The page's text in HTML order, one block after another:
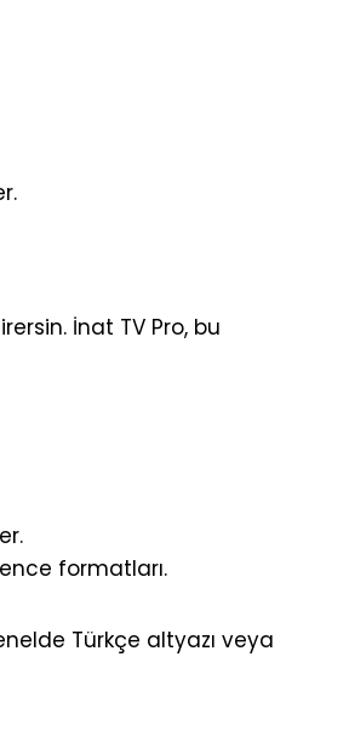
İnat TV Pro, bu
formatları.
Türkçe altyazı veya